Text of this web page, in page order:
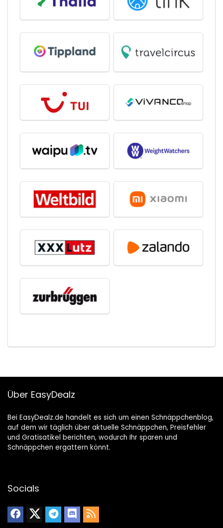
Über EasyDealz
Bei EasyDealz.de handelt es sich um einen Schnäppchenblog,
auf dem wir täglich über aktuelle Schnäppchen, Preisfehler
und Gratisatikel berichten, wodurch Ihr sparen und
Schnäppchen ergattern könnt.
Socials